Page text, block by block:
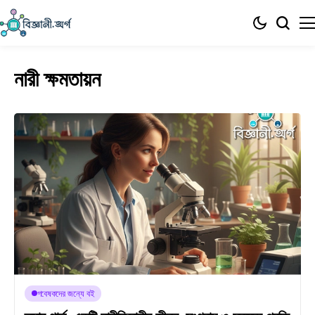
নারী ক্ষমতায়ন
গবেষকদের জন্যে বই